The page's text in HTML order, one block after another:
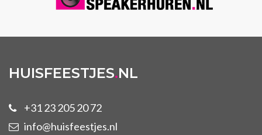
HUISFEESTJES.NL
+31 23 205 20 72
info@huisfeestjes.nl